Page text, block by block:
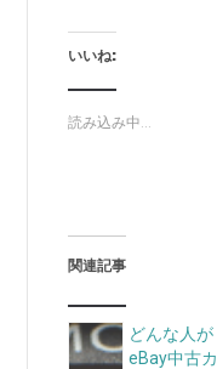
いいね:
読み込み中...
関連記事
どんな人が
eBay中古カ